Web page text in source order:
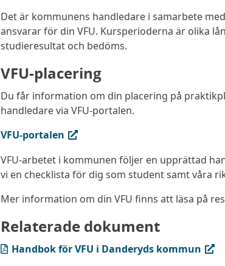
Det är kommunens handledare i samarbete
ansvarar för din VFU. Kursperioderna är olika
studieresultat och bedöms.
VFU-placering
Du får information om din placering på
handledare via VFU-portalen.
VFU-portalen
(extern länk, öppnas i ny flik)
VFU-arbetet i kommunen följer en upprättad
vi en checklista för dig som student samt våra
Mer information om din VFU finns att läsa på
Relaterade dokument
Handbok för VFU i Danderyds kommun
(PDF, öppnas i ny flik)